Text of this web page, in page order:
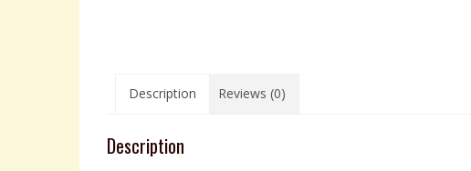
Description Reviews (0)
Description